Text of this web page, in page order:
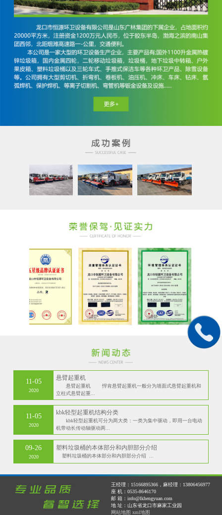
11-05
2020
悬臂起重机
悬臂起重机 悍肯悬臂起重机一般分为墙面式悬臂起重机和
立柱式悬臂起重...
11-05
2020
kbk轻型起重机结构分类
kbk轻型起重机可分为两大类：一类为集中驱动，即用一台电动
机带动长传动轴驱动两...
09-26
2020
塑料垃圾桶的本体部分和内胆部分介绍
塑料垃圾桶的本体部分和内胆部分介绍 ...
王经理：15166895366，麻经理：13806456977
座 机：0535-8646170
邮 箱：info@lkhengyuan.com
地 址：山东省龙口市麻家工业园
网站地图 xml地图